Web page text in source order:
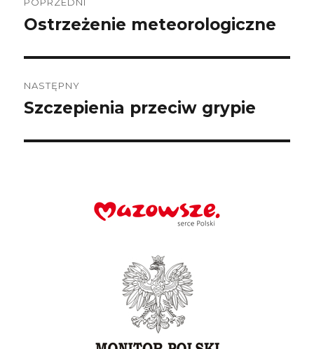
wpisu
Poprzedni
Ostrzeżenie meteorologiczne
NASTĘPNY
Następny
Szczepienia przeciw grypie